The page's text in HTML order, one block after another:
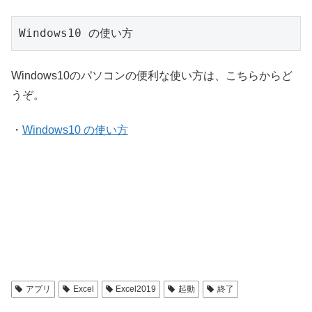
Windows10 の使い方
Windows10のパソコンの便利な使い方は、こちらからど
うぞ。
・ Windows10 の使い方
アプリ Excel Excel2019 起動 終了